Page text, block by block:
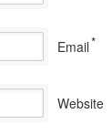
Email*
Website